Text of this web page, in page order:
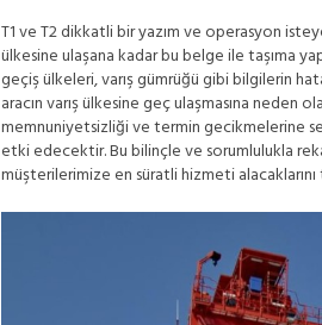
T1 ve T2 dikkatli bir yazım ve operasyon
ülkesine ulaşana kadar bu belge ile taşıma
geçiş ülkeleri, varış gümrüğü gibi bilgilerin
aracın varış ülkesine geç ulaşmasına neden
memnuniyetsizliği ve termin gecikmelerine
etki edecektir. Bu bilinçle ve sorumlulukla
müşterilerimize en süratli hizmeti